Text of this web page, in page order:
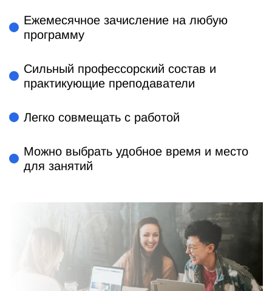
Ежемесячное зачисление на любую
программу
Сильный профессорский состав и
практикующие преподаватели
Легко совмещать с работой
Можно выбрать удобное время и место
для занятий